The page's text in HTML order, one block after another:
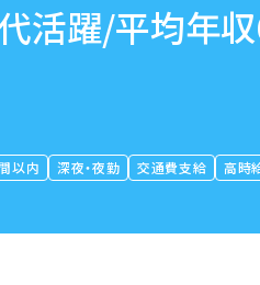
活躍/平均年
以内 深夜・夜勤 交通費支給
高時